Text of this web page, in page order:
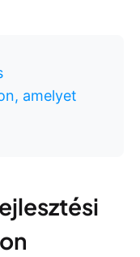
amelyet